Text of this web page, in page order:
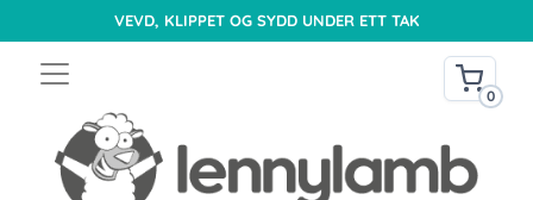
VEVD, KLIPPET OG SYDD UNDER ETT TAK
0